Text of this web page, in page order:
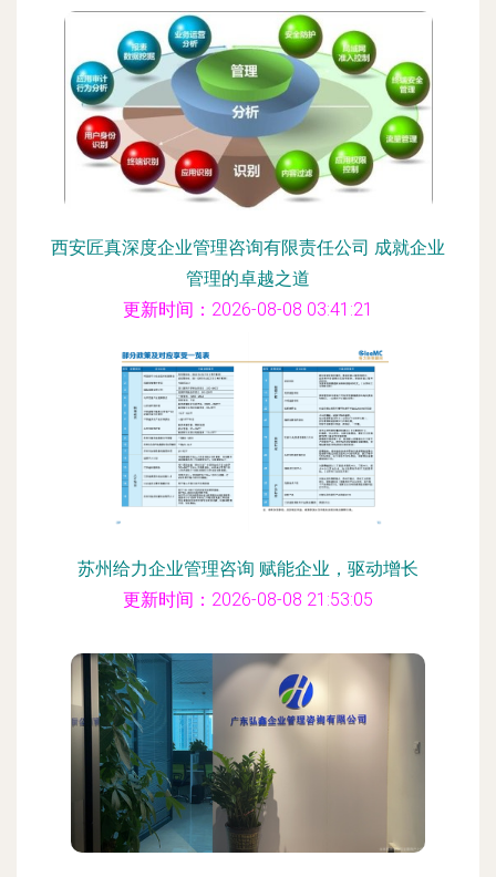
西安匠真深度企业管理咨询有限责任公司 成就企业
管理的卓越之道
更新时间：2026-08-08 03:41:21
苏州给力企业管理咨询 赋能企业，驱动增长
更新时间：2026-08-08 21:53:05